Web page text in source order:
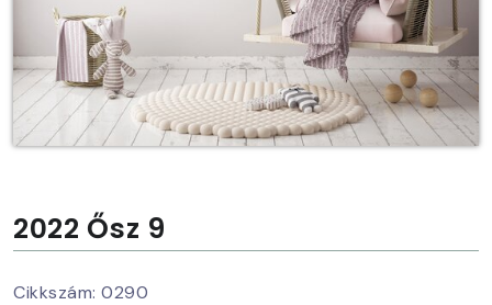
2022 Ősz 9
Cikkszám: 0290